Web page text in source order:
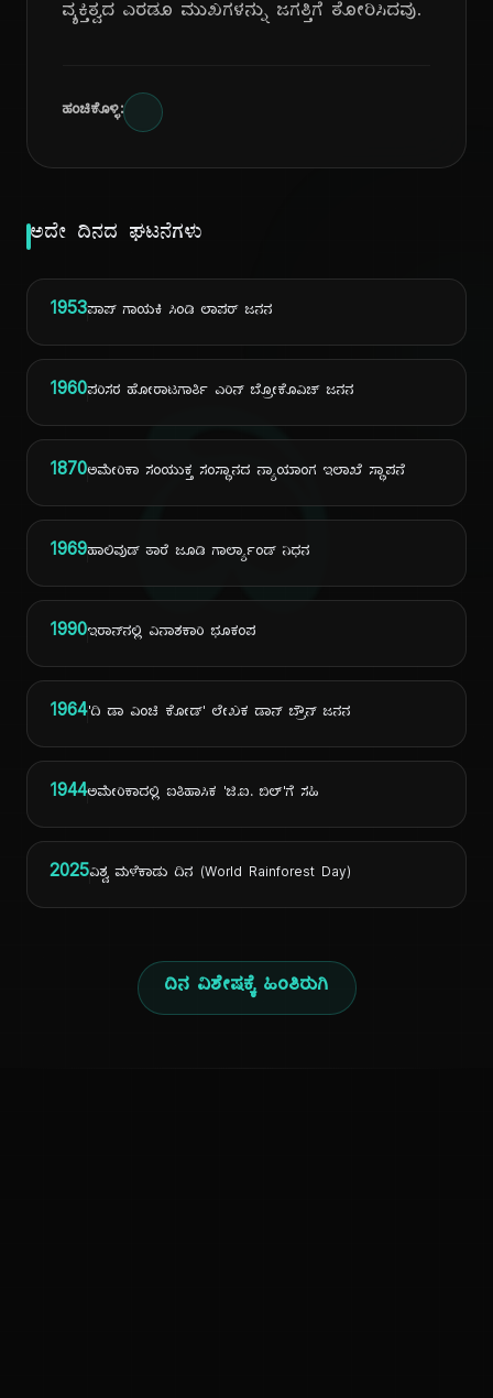
ದಿ
ವ್ಯಕ್ತಿತ್ವದ ಎರಡೂ ಮುಖಗಳನ್ನು ಜಗತ್ತಿಗೆ ತೋರಿಸಿದವು.
ಹಂಚಿಕೊಳ್ಳಿ:
ಅದೇ ದಿನದ ಘಟನೆಗಳು
1953ಪಾಪ್ ಗಾಯಕಿ ಸಿಂಡಿ ಲಾಪರ್ ಜನನ
1960ಪರಿಸರ ಹೋರಾಟಗಾರ್ತಿ ಎರಿನ್ ಬ್ರೋಕೊವಿಚ್ ಜನನ
1870ಅಮೇರಿಕಾ ಸಂಯುಕ್ತ ಸಂಸ್ಥಾನದ ನ್ಯಾಯಾಂಗ ಇಲಾಖೆ ಸ್ಥಾಪನೆ
1969ಹಾಲಿವುಡ್ ತಾರೆ ಜೂಡಿ ಗಾರ್ಲ್ಯಾಂಡ್ ನಿಧನ
1990ಇರಾನ್‌ನಲ್ಲಿ ವಿನಾಶಕಾರಿ ಭೂಕಂಪ
1964'ದಿ ಡಾ ವಿಂಚಿ ಕೋಡ್' ಲೇಖಕ ಡಾನ್ ಬ್ರೌನ್ ಜನನ
1944ಅಮೇರಿಕಾದಲ್ಲಿ ಐತಿಹಾಸಿಕ 'ಜಿ.ಐ. ಬಿಲ್'ಗೆ ಸಹಿ
2025ವಿಶ್ವ ಮಳೆಕಾಡು ದಿನ (World Rainforest Day)
ದಿನ ವಿಶೇಷಕ್ಕೆ ಹಿಂತಿರುಗಿ